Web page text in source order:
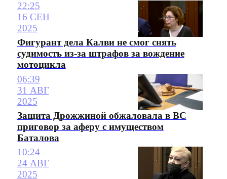
22:25
16 СЕН
2025
Фигурант дела Калви не смог снять
судимость из-за штрафов за вождение
мотоцикла
06:39
31 АВГ
2025
Защита Дрожжиной обжаловала в ВС
приговор за аферу с имуществом
Баталова
10:24
24 АВГ
2025